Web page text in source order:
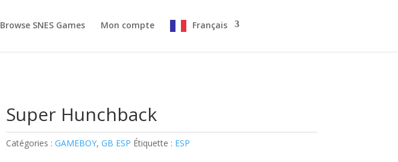
Browse SNES Games Mon compte Français
Super Hunchback
Catégories : GAMEBOY, GB ESP Étiquette : ESP